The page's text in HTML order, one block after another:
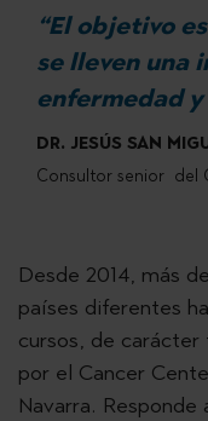
“El objetivo
se lleven una
enfermedad
DR. JESÚS SAN
Consultor senior del
Desde 2014, más
países diferentes
cursos, de
por el Cancer
Navarra.